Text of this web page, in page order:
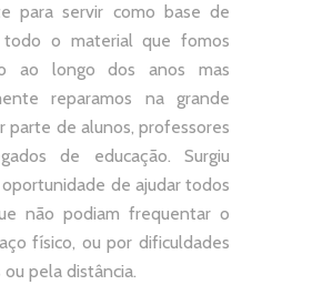
para servir como base de
o material que fomos
ao longo dos anos mas
reparamos na grande
parte de alunos, professores
de educação. Surgiu
oportunidade de ajudar todos
não podiam frequentar o
físico, ou por dificuldades
pela distância.